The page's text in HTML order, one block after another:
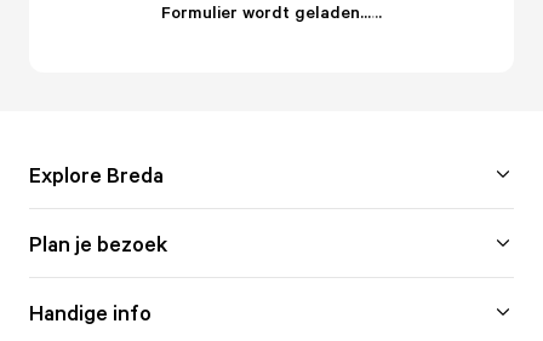
Formulier wordt geladen......
Explore Breda
Plan je bezoek
Handige info